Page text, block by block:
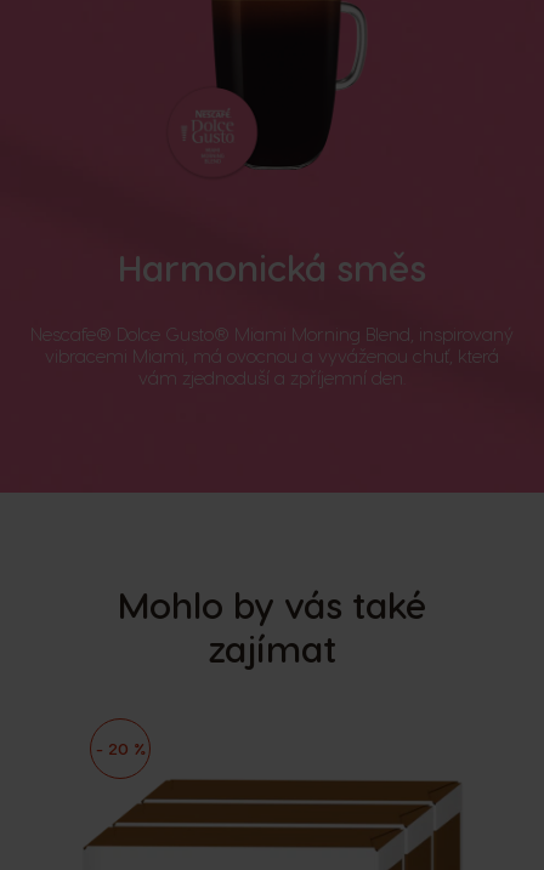
Harmonická směs
Nescafe® Dolce Gusto® Miami Morning Blend, inspirovaný
vibracemi Miami, má ovocnou a vyváženou chuť, která
vám zjednoduší a zpříjemní den.
Mohlo by vás také
zajímat
- 20 %